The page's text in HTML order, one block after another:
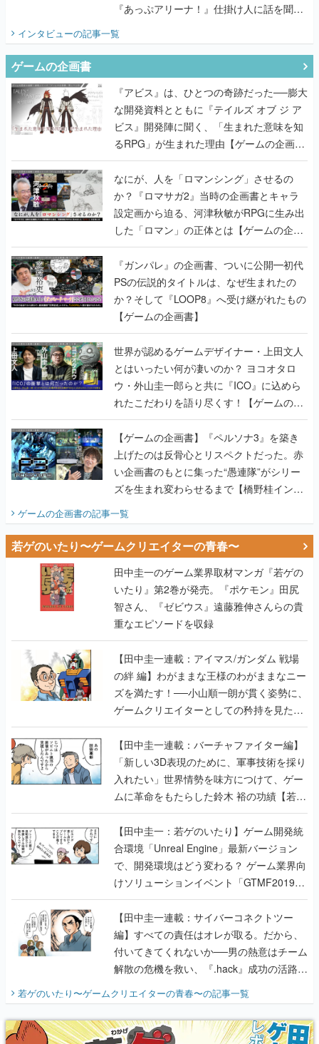
『あっぷアリーナ！』仕掛け人に話を聞い
インタビューの記事一覧
ゲームの企画書
『アビス』は、ひとつの奇跡だった──膨大
な開発資料とともに『テイルズ オブ ジ ア
ビス』開発陣に聞く、「生まれた意味を知
るRPG」が生まれた理由【ゲームの企画
書】
なにが、人を「ロマンシング」させるの
か？『ロマサガ2』当時の企画書とキャラ
設定画から迫る、河津秋敏がRPGに生み出
した「ロマン」の正体とは【ゲームの企画
書】
『ガンパレ』の企画書、ついに公開━初代
PSの伝説的タイトルは、なぜ生まれたの
か？そして『LOOP8』へ受け継がれたもの
【ゲームの企画書】
世界が認めるゲームデザイナー・上田文人
とはいったい何が凄いのか？ ヨコオタロ
ウ・外山圭一郎らと共に『ICO』に込めら
れたこだわりを語り尽くす！【ゲームの企
画書】
【ゲームの企画書】『ペルソナ3』を築き
上げたのは反骨心とリスペクトだった。赤
い企画書のもとに集った“愚連隊”がシリー
ズを生まれ変わらせるまで【橋野桂インタ
ゲームの企画書の記事一覧
若ゲのいたり〜ゲームクリエイターの青春〜
田中圭一のゲーム業界取材マンガ『若ゲの
いたり』第2巻が発売。『ポケモン』田尻
智さん、『ゼビウス』遠藤雅伸さんらの貴
重なエピソードを収録
【田中圭一連載：アイマス/ガンダム 戦場
の絆 編】わがままな王様のわがままなニー
ズを満たす！──小山順一朗が貫く姿勢に、
ゲームクリエイターとしての矜持を見た
【若ゲのいたり最終回】
【田中圭一連載：バーチャファイター編】
「新しい3D表現のために、軍事技術を採り
入れたい」世界情勢を味方につけて、ゲー
ムに革命をもたらした鈴木 裕の功績【若ゲ
のいたり】
【田中圭一：若ゲのいたり】ゲーム開発統
合環境「Unreal Engine」最新バージョン
で、開発環境はどう変わる？ ゲーム業界向
けソリューションイベント「GTMF2019」
に行って、より理解を深めよう【PR】
【田中圭一連載：サイバーコネクトツー
編】すべての責任はオレが取る。だから、
付いてきてくれないか──男の熱意はチーム
解散の危機を救い、『.hack』成功の活路を
『少年ジャンプ』色だった【若ゲのいた
り】
若ゲのいたり〜ゲームクリエイターの青春〜の記事一覧